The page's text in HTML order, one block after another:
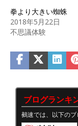
拳より大きい蜘蛛
2018年5月22日
不思議体験
ブログランキ
鵺速では、以下のブ